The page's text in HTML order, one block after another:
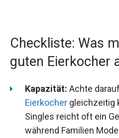
Checkliste: Was
guten Eierkocher
Kapazität: Achte
Eierkocher gleichzeitig
Singles reicht oft ein
während Familien